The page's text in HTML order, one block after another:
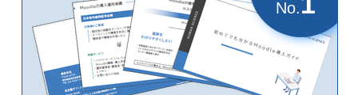
No.